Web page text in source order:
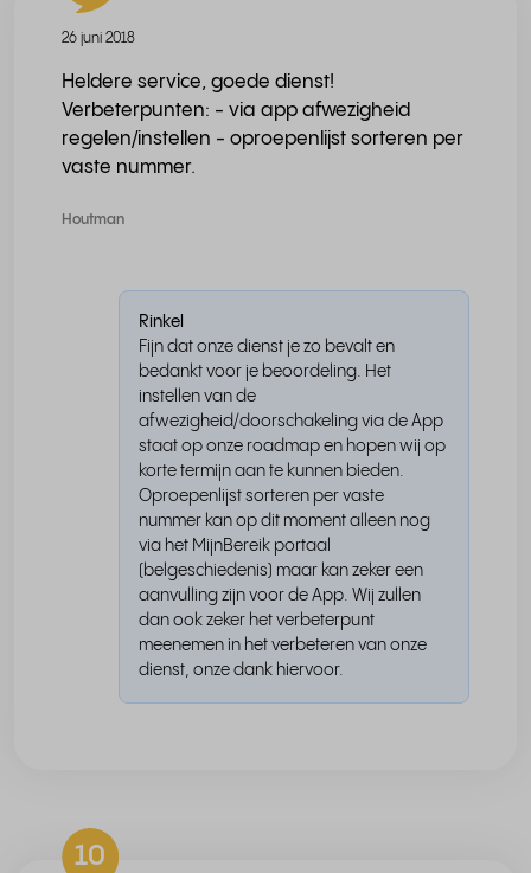
26 juni 2018
Heldere service, goede dienst!
Verbeterpunten: - via app afwezigheid
regelen/instellen - oproepenlijst sorteren per
vaste nummer.
Houtman
Rinkel
Fijn dat onze dienst je zo bevalt en
bedankt voor je beoordeling. Het
instellen van de
afwezigheid/doorschakeling via de App
staat op onze roadmap en hopen wij op
korte termijn aan te kunnen bieden.
Oproepenlijst sorteren per vaste
nummer kan op dit moment alleen nog
via het MijnBereik portaal
(belgeschiedenis) maar kan zeker een
aanvulling zijn voor de App. Wij zullen
dan ook zeker het verbeterpunt
meenemen in het verbeteren van onze
dienst, onze dank hiervoor.
10